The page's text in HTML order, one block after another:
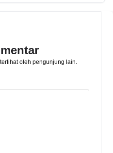
sertifikasi
oleh pengunjung lain.